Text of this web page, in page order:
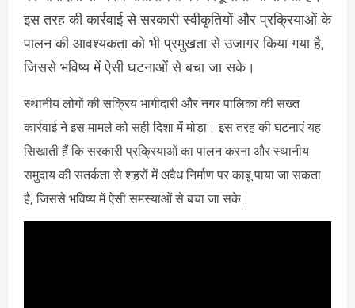
इस तरह की कार्रवाई से सरकारी स्वीकृतियों और प्रक्रियाओं के
पालन की आवश्यकता को भी प्रमुखता से उजागर किया गया है,
जिससे भविष्य में ऐसी घटनाओं से बचा जा सके।
स्थानीय लोगों की सक्रिय भागीदारी और नगर पालिका की सख्त
कार्रवाई ने इस मामले को सही दिशा में मोड़ा। इस तरह की घटनाएं यह
सिखाती हैं कि सरकारी प्रक्रियाओं का पालन करना और स्थानीय
समुदाय की सतर्कता से शहरों में अवैध निर्माण पर काबू पाया जा सकता
है, जिससे भविष्य में ऐसी समस्याओं से बचा जा सके।